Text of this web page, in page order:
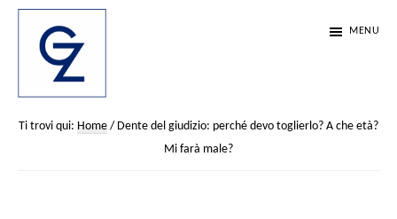
Passa
contenuto
principale
Passa
laterale
primaria
Passa
pagina
Dentistico
MENU
Ti trovi qui: Home /Dente del giudizio: perché devo toglierlo? A che età?
Mi farà male?